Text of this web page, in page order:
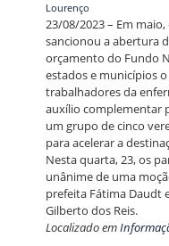
Lourenço
23/08/2023 – Em
sancionou a abertura
orçamento do Fundo
estados e municípios
trabalhadores da
auxílio complementar
um grupo de cinco
para acelerar a
Nesta quarta, 23, os
unânime de uma
prefeita Fátima Daudt
Gilberto dos Reis.
Localizado em